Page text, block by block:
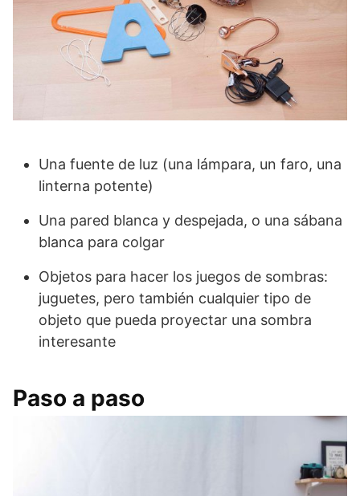
Una fuente de luz (una lámpara, un faro, una
linterna potente)
Una pared blanca y despejada, o una sábana
blanca para colgar
Objetos para hacer los juegos de sombras:
juguetes, pero también cualquier tipo de
objeto que pueda proyectar una sombra
interesante
Paso a paso